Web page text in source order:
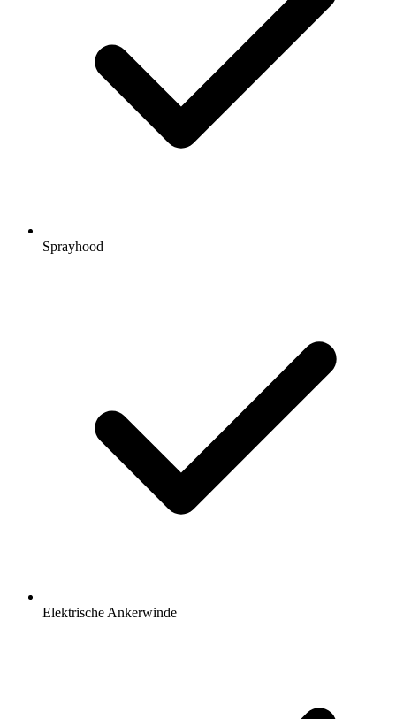
Sprayhood
Elektrische Ankerwinde